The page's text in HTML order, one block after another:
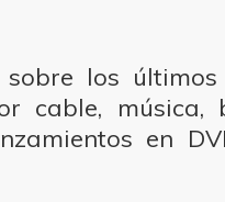
sobre los
cable, música,
en